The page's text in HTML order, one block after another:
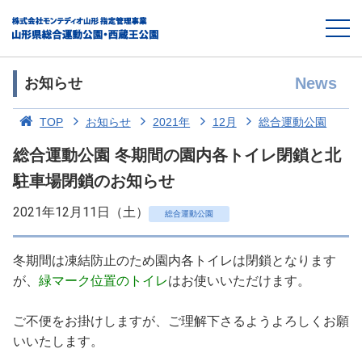
お知らせ News
TOP お知らせ 2021年 12月 総合運動公園
総合運動公園 冬期間の園内各トイレ閉鎖と北
駐車場閉鎖のお知らせ
2021年12月11日（土） 総合運動公園
冬期間は凍結防止のため園内各トイレは閉鎖となります
が、 緑マーク位置のトイレはお使いいただけます。
ご不便をお掛けしますが、ご理解下さるようよろしくお願
いいたします。